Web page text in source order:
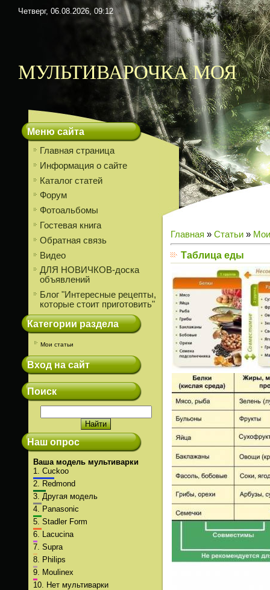
Четверг, 06.08.2026, 09:12
МУЛЬТИВАРОЧКА МОЯ
Меню сайта
Главная страница
Информация о сайте
Каталог статей
Форум
Фотоальбомы
Гостевая книга
Обратная связь
Видео
ДЛЯ НОВИЧКОВ-доска
объявлений
Блог "Интересные рецепты,
которые стоит приготовить"
Категории раздела
Мои статьи
Вход на сайт
Поиск
Наш опрос
Ваша модель мультиварки
1. Cuckoo
2.
Redmond
3. Другая модель
4.
Panasonic
5. Stadler Form
6.
Lacucina
7. Supra
8.
Philips
9.
Moulinex
10.
Нет мультиварки
Главная » Статьи »
Таблица еды